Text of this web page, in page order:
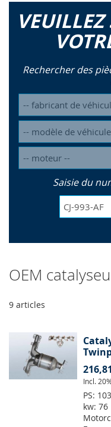
Rechercher des
Saisie du
OEM
9 articles
Incl.
PS: 103
kw: 76